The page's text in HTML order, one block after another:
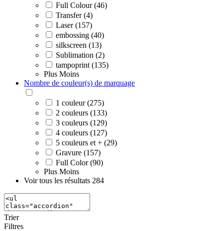
Full Colour (46)
Transfer (4)
Laser (157)
embossing (40)
silkscreen (13)
Sublimation (2)
tampoprint (135)
Plus Moins
Nombre de couleur(s) de marquage
1 couleur (275)
2 couleurs (133)
3 couleurs (129)
4 couleurs (127)
5 couleurs et + (29)
Gravure (157)
Full Color (90)
Plus Moins
Voir tous les résultats 284
Trier
Filtres